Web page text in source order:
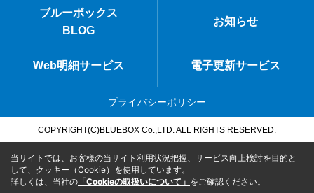
ブルーボックス
BLOG
お知らせ
Web明細サービス 電子更新サービス
プライバシーポリシー
COPYRIGHT(C)BLUEBOX Co.,LTD. ALL RIGHTS RESERVED.
当サイトでは、お客様の当サイト利用状況把握、サービス向上検討を目的と
して、クッキー（Cookie）を使用しています。
詳しくは、当社の 「Cookieの取扱いについて」 をご確認ください。